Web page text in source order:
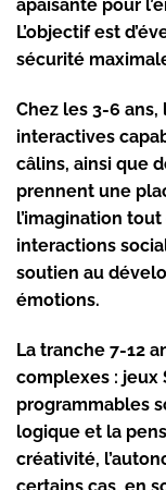
apaisante pour
L’objectif est
sécurité
Chez les 3-6
interactives
câlins, ainsi que
prennent une
l’imagination
interactions
soutien au
émotions.
La tranche 7-12
complexes : jeux
programmables
logique et la
créativité,